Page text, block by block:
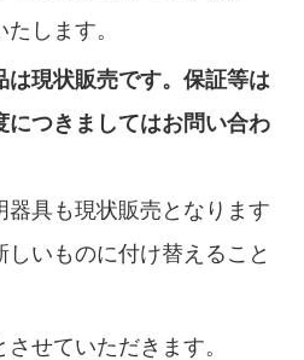
します。
は現状販売です。保証等は
につきましてはお問い合わ
具も現状販売となります
いものに付け替えること
せていただきます。